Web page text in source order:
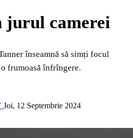
jurul camerei
înseamnă să simți focul
frumoasă înfrîngere.
Joi, 12 Septembrie 2024